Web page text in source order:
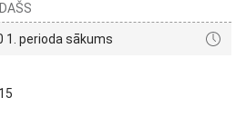
1. perioda sākums